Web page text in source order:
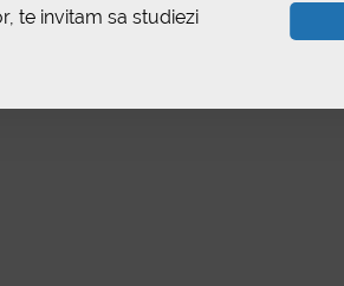
te invitam sa studiezi